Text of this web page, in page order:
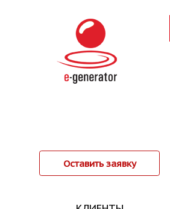
Оставить заявку